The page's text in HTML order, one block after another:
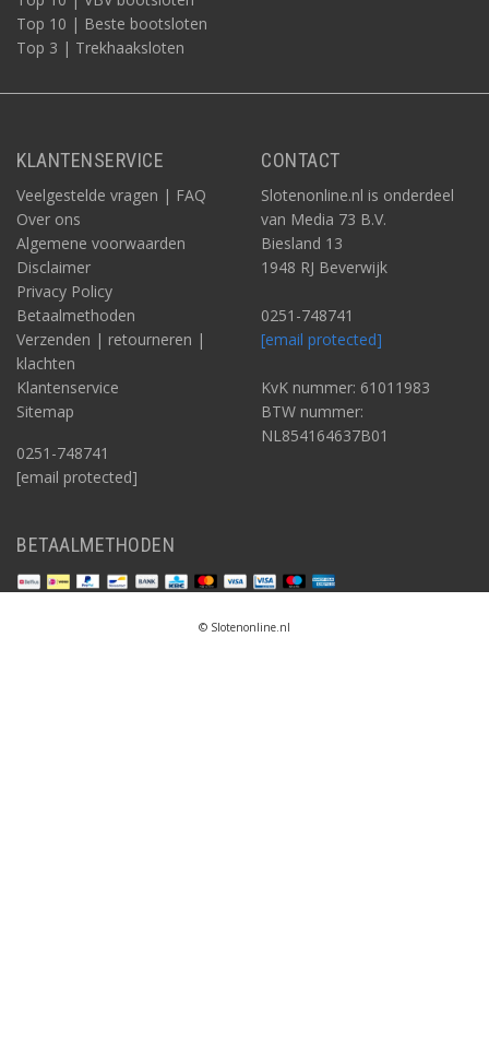
Top 10 | Beste bootsloten
Top 3 | Trekhaaksloten
KLANTENSERVICE
Veelgestelde vragen | FAQ
Over ons
Algemene voorwaarden
Disclaimer
Privacy Policy
Betaalmethoden
Verzenden | retourneren |
klachten
Klantenservice
Sitemap
0251-748741
[email protected]
CONTACT
Slotenonline.nl is onderdeel
van Media 73 B.V.
Biesland 13
1948 RJ Beverwijk
0251-748741
[email protected]
KvK nummer: 61011983
BTW nummer:
NL854164637B01
BETAALMETHODEN
© Slotenonline.nl